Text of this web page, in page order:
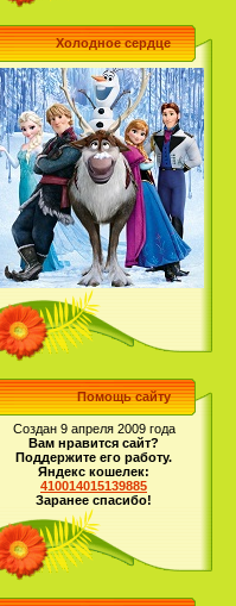
Холодное сердце
Помощь сайту
Создан 9 апреля 2009 года
Вам нравится сайт?
Поддержите его работу.
Яндекс кошелек:
410014015139885
Заранее спасибо!